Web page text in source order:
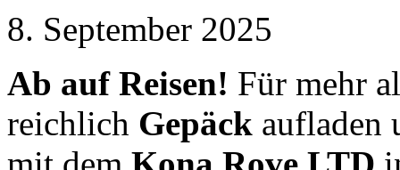
8. September 2025
Ab auf Reisen! Für mehr
reichlich Gepäck aufladen